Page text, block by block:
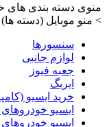
منوی دسته بندی های
> منو موبایل (دسته ها)
سنسورها
لوازم جانبی
جعبه فیوز
ایربگ
خرید ایسیو
ایسیو
ایسیو خودروهای